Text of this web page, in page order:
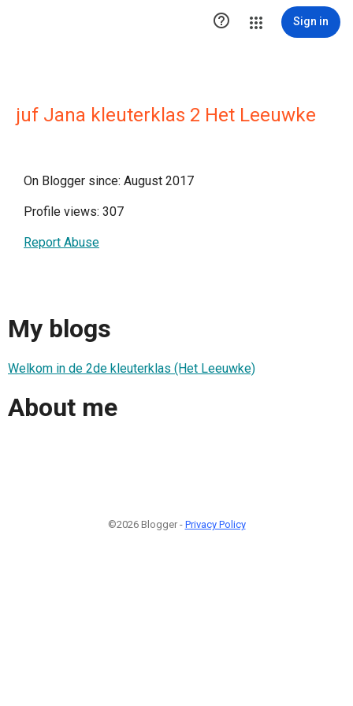
 Sign in
juf Jana kleuterklas 2 Het Leeuwke
On Blogger since: August 2017
Profile views: 307
Report Abuse
My blogs
Welkom in de 2de kleuterklas (Het Leeuwke)
About me
©2026 Blogger - Privacy Policy